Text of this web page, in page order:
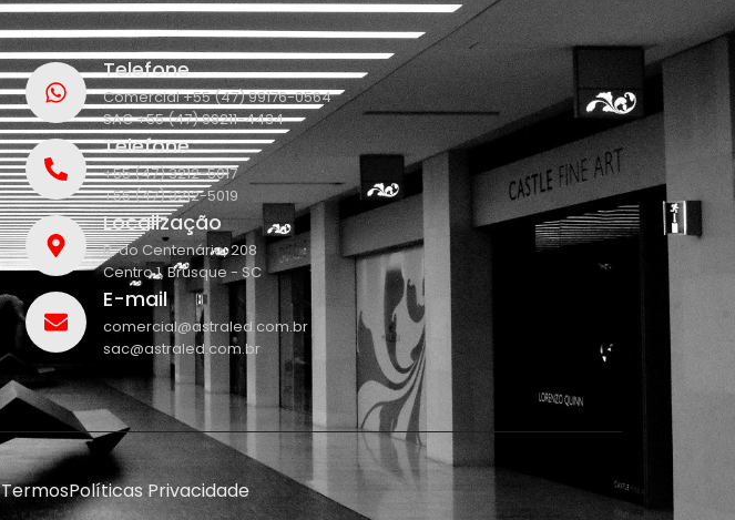
Telefone
Comercial +55 (47) 99176-0564
SAC +55 (47) 99211-4434
Telefone
+55 (47) 3212-5017
+55 (47) 3212-5019
Localização
R. do Centenário, 208
Centro 1, Brusque - SC
E-mail
comercial@astraled.com.br
sac@astraled.com.br
TermosPolíticas Privacidade